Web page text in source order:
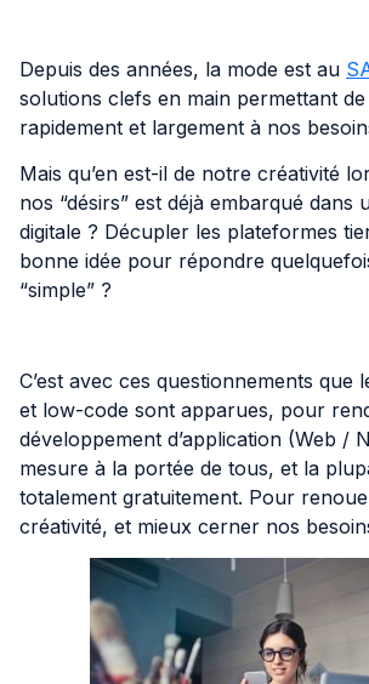
Depuis des années, la mode est au
solutions clefs en main permettant
rapidement et largement à nos
Mais qu’en est-il de notre créativité
nos “désirs” est déjà embarqué dans
digitale ? Décupler les plateformes
bonne idée pour répondre
“simple” ?
C’est avec ces questionnements que
et low-code sont apparues, pour
développement d’application (Web /
mesure à la portée de tous, et la
totalement gratuitement. Pour
créativité, et mieux cerner nos